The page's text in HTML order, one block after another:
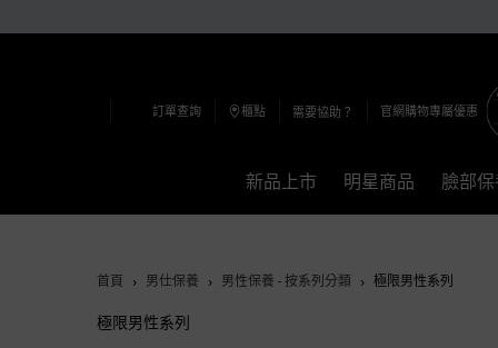
訂單查詢 櫃點 需要協助？ 官網購物專屬優惠
新品上市 明星商品 臉部
首頁 男仕保養 男性保養 - 按系列分類 極限男性系列
極限男性系列